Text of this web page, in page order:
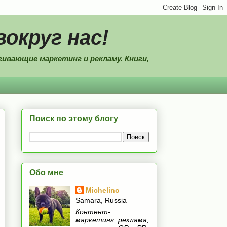
нас!
маркетинг и рекламу. Книги,
Поиск по этому блогу
Обо мне
Michelino
Samara, Russia
Контент-
маркетинг, реклама,